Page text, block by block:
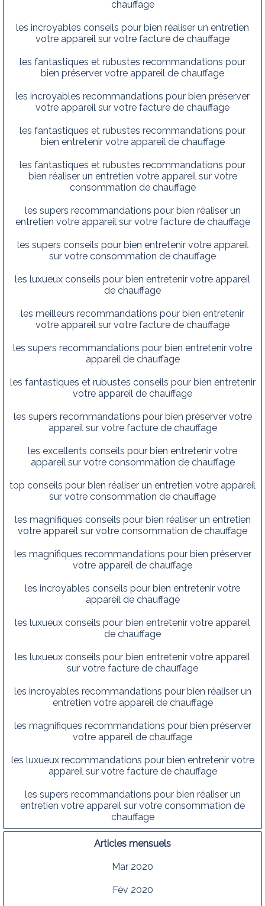
chauffage
les incroyables conseils pour bien réaliser un entretien
votre appareil sur votre facture de chauffage
les fantastiques et rubustes recommandations pour
bien préserver votre appareil de chauffage
les incroyables recommandations pour bien préserver
votre appareil sur votre facture de chauffage
les fantastiques et rubustes recommandations pour
bien entretenir votre appareil de chauffage
les fantastiques et rubustes recommandations pour
bien réaliser un entretien votre appareil sur votre
consommation de chauffage
les supers recommandations pour bien réaliser un
entretien votre appareil sur votre facture de chauffage
les supers conseils pour bien entretenir votre appareil
sur votre consommation de chauffage
les luxueux conseils pour bien entretenir votre appareil
de chauffage
les meilleurs recommandations pour bien entretenir
votre appareil sur votre facture de chauffage
les supers recommandations pour bien entretenir votre
appareil de chauffage
les fantastiques et rubustes conseils pour bien entretenir
votre appareil de chauffage
les supers recommandations pour bien préserver votre
appareil sur votre facture de chauffage
les excellents conseils pour bien entretenir votre
appareil sur votre consommation de chauffage
top conseils pour bien réaliser un entretien votre appareil
sur votre consommation de chauffage
les magnifiques conseils pour bien réaliser un entretien
votre appareil sur votre consommation de chauffage
les magnifiques recommandations pour bien préserver
votre appareil de chauffage
les incroyables conseils pour bien entretenir votre
appareil de chauffage
les luxueux conseils pour bien entretenir votre appareil
de chauffage
les luxueux conseils pour bien entretenir votre appareil
sur votre facture de chauffage
les incroyables recommandations pour bien réaliser un
entretien votre appareil de chauffage
les magnifiques recommandations pour bien préserver
votre appareil de chauffage
les luxueux recommandations pour bien entretenir votre
appareil sur votre facture de chauffage
les supers recommandations pour bien réaliser un
entretien votre appareil sur votre consommation de
chauffage
Articles mensuels
Mar 2020
Fév 2020